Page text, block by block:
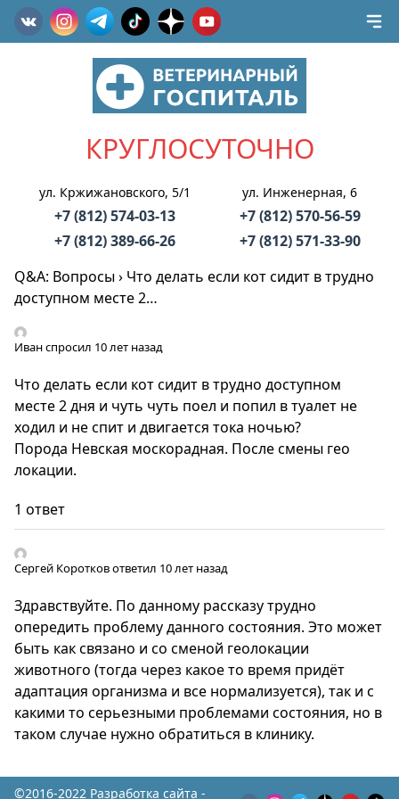
КРУГЛОСУТОЧНО
ул. Кржижановского, 5/1
+7 (812) 574-03-13
+7 (812) 389-66-26
ул. Инженерная, 6
+7 (812) 570-56-59
+7 (812) 571-33-90
Q&A: Вопросы› Что делать если кот сидит в трудно
доступном месте 2…
Иванспросил 10 лет назад
Что делать если кот сидит в трудно доступном
месте 2 дня и чуть чуть поел и попил в туалет не
ходил и не спит и двигается тока ночью?
Порода Невская москорадная. После смены гео
локации.
1 ответ
Сергей Коротковответил 10 лет назад
Здравствуйте. По данному рассказу трудно
опередить проблему данного состояния. Это может
быть как связано и со сменой геолокации
животного (тогда через какое то время придёт
адаптация организма и все нормализуется), так и с
какими то серьезными проблемами состояния, но в
таком случае нужно обратиться в клинику.
©2016-2022 Разработка сайта -